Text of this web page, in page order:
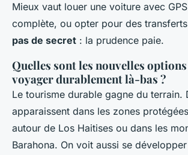
Mieux vaut louer une voiture avec
complète, ou opter pour des
pas de secret : la prudence paie.
Quelles sont les nouvelles
voyager durablement là-bas ?
Le tourisme durable gagne du terrain.
apparaissent dans les zones
autour de Los Haitises ou dans les
Barahona. On voit aussi se